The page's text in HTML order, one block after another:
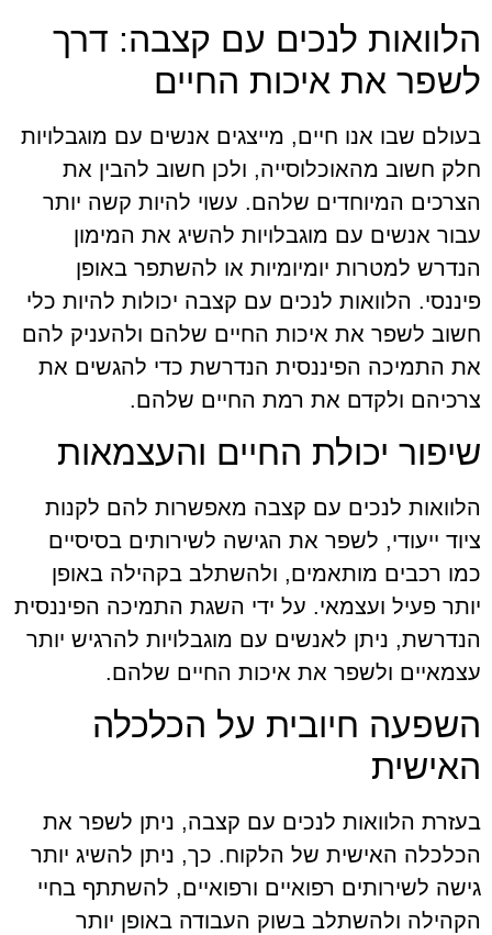
הלוואות לנכים עם קצבה: דרך
לשפר את איכות החיים
בעולם שבו אנו חיים, מייצגים אנשים עם מוגבלויות
חלק חשוב מהאוכלוסייה, ולכן חשוב להבין את
הצרכים המיוחדים שלהם. עשוי להיות קשה יותר
עבור אנשים עם מוגבלויות להשיג את המימון
הנדרש למטרות יומיומיות או להשתפר באופן
פיננסי. הלוואות לנכים עם קצבה יכולות להיות כלי
חשוב לשפר את איכות החיים שלהם ולהעניק להם
את התמיכה הפיננסית הנדרשת כדי להגשים את
צרכיהם ולקדם את רמת החיים שלהם.
שיפור יכולת החיים והעצמאות
הלוואות לנכים עם קצבה מאפשרות להם לקנות
ציוד ייעודי, לשפר את הגישה לשירותים בסיסיים
כמו רכבים מותאמים, ולהשתלב בקהילה באופן
יותר פעיל ועצמאי. על ידי השגת התמיכה הפיננסית
הנדרשת, ניתן לאנשים עם מוגבלויות להרגיש יותר
עצמאיים ולשפר את איכות החיים שלהם.
השפעה חיובית על הכלכלה
האישית
בעזרת הלוואות לנכים עם קצבה, ניתן לשפר את
הכלכלה האישית של הלקוח. כך, ניתן להשיג יותר
גישה לשירותים רפואיים ורפואיים, להשתתף בחיי
הקהילה ולהשתלב בשוק העבודה באופן יותר